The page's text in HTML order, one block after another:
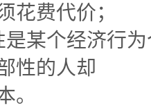
花费代价；
是某个经济行
性的人却
。